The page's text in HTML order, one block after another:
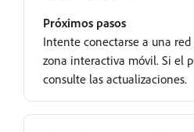
Próximos pasos
Intente conectarse a una
zona interactiva móvil. Si el
consulte las actualizaciones.